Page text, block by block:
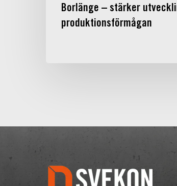
Borlänge – stärker
produktionsförmågan